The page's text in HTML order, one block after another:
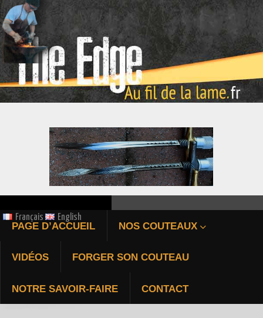
ÉPIEU DE CHASSE FORGÉ
Bienvenue au fil de la
Français English
PAGE D’ACCUEIL NOS COUTEAUX
VIDÉOS FORGER SON COUTEAU
NOTRE SAVOIR-FAIRE CONTACT
BOWIE KNIFE EN DAMAS